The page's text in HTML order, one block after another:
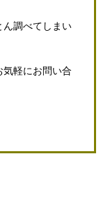
ん調べてしまい
軽にお問い合